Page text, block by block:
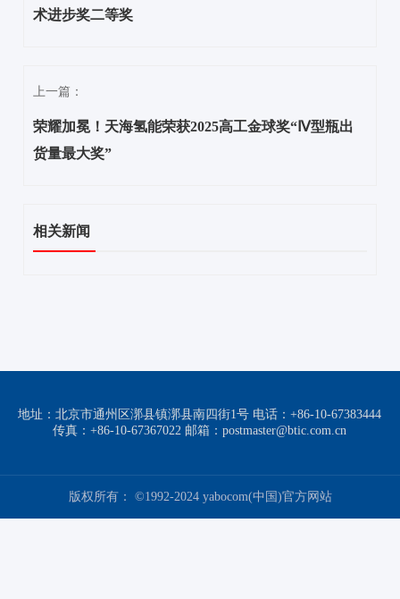
术进步奖二等奖
上一篇：
荣耀加冕！天海氢能荣获2025高工金球奖“Ⅳ型瓶出
货量最大奖”
相关新闻
地址：北京市通州区漷县镇漷县南四街1号 电话：+86-10-67383444
传真：+86-10-67367022 邮箱：postmaster@btic.com.cn
版权所有： ©1992-2024 yabocom(中国)官方网站